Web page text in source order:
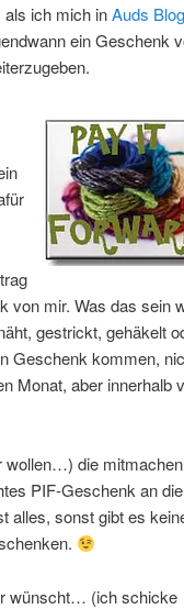
ich mich inAuds
ein Geschenk
von mir. Was das sein
gestrickt, gehäkelt
Geschenk kommen,
Monat, aber innerhalb
wollen…) die
PIF-Geschenk an die
alles, sonst gibt es
wünscht… (ich schicke